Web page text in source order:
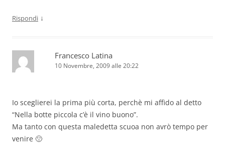
Rispondi ↓
Francesco Latina
10 Novembre, 2009 alle 20:22
Io sceglierei la prima più corta, perchè mi affido al detto
“Nella botte piccola c’è il vino buono”.
Ma tanto con questa maledetta scuoa non avrò tempo per
venire 🙁